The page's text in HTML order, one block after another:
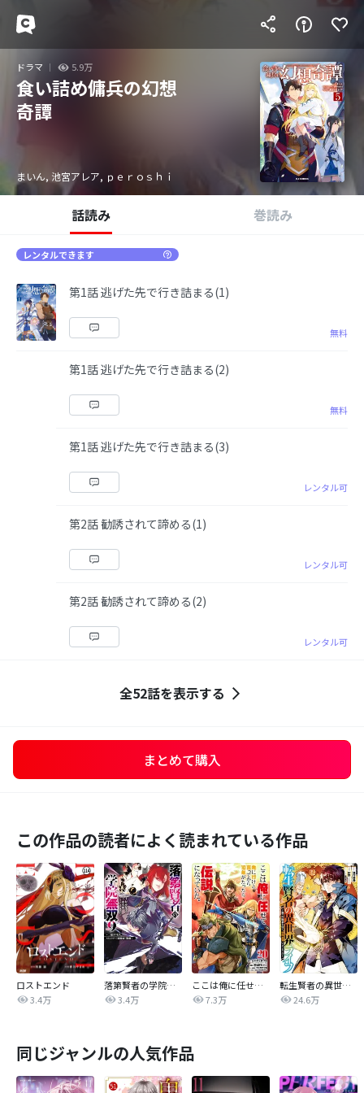
ドラマ 5.9万
食い詰め傭兵の幻想
奇譚
まいん, 池宮アレア, ｐｅｒｏｓｈｉ
話読み 巻読み
レンタルできます
第1話 逃げた先で行き詰まる(1)
無料
第1話 逃げた先で行き詰まる(2)
無料
第1話 逃げた先で行き詰まる(3)
レンタル可
第2話 勧誘されて諦める(1)
レンタル可
第2話 勧誘されて諦める(2)
レンタル可
全52話を表示する
まとめて購入
この作品の読者によく読まれている作品
ロストエンド
3.4万
落第賢者の学院無双 ～二度目の転生、Ｓランクチート魔術師冒険録～
3.4万
ここは俺に任せて先に行けと言ってから10年がたったら伝説になっていた。
7.3万
転生賢者の異世界ライフ～第二の職業を得て、世界最強になりました～
24.6万
同じジャンルの人気作品